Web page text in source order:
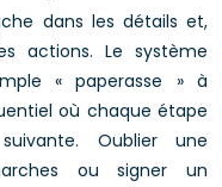
dans les détails et,
actions. Le système
« paperasse » à
où chaque étape
Oublier une
ou signer un